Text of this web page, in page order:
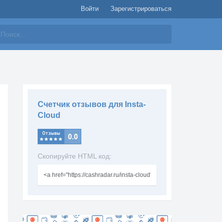
Войти Зарегистрироваться
Счетчик отзывов для Insta-
Cloud
Скопируйте HTML код: